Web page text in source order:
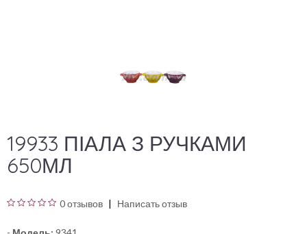
19933 ПІАЛА З РУЧКАМИ
650МЛ
0 отзывов Написать отзыв